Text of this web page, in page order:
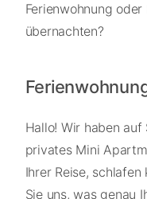
Ferienwohnung oder
übernachten?
Hallo! Wir haben
privates Mini
Ihrer Reise, schlafen
Sie uns, was genau